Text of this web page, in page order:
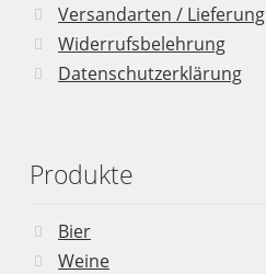
Versandarten / Lieferung
Widerrufsbelehrung
Datenschutzerklärung
Produkte
Bier
Weine